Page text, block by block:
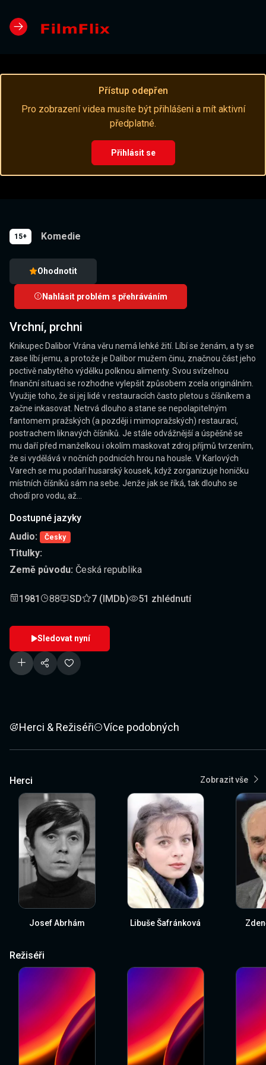
Přístup odepřen
Pro zobrazení videa musíte být přihlášeni a mít aktivní
předplatné.
Přihlásit se
15+ Komedie
Ohodnotit
Nahlásit problém s přehráváním
Vrchní, prchni
Knikupec Dalibor Vrána věru nemá lehké žití. Líbí se ženám, a ty se
zase líbí jemu, a protože je Dalibor mužem činu, značnou část jeho
poctivě nabytého výdělku polknou alimenty. Svou svízelnou
finanční situaci se rozhodne vylepšit způsobem zcela originálním.
Využije toho, že si jej lidé v restauracích často pletou s číšníkem a
začne inkasovat. Netrvá dlouho a stane se nepolapitelným
fantomem pražských (a později i mimopražských) restaurací,
postrachem liknavých číšníků. Je stále odvážnější a úspěšně se
mu daří před manželkou i okolím maskovat zdroj příjmů tvrzením,
že si vydělává v nočních podnicích hrou na housle. V Karlových
Varech se mu podaří husarský kousek, když zorganizuje honičku
místních číšníků sám na sebe. Jenže jak se říká, tak dlouho se
chodí pro vodu, až...
Dostupné jazyky
Audio:
Česky
Titulky:
Země původu: Česká republika
1981 88 SD 7 (IMDb) 51 zhlédnutí
Sledovat nyní
Herci & Režiséři Více podobných
Herci Zobrazit vše
Josef Abrhám Libuše Šafránková
Režiséři